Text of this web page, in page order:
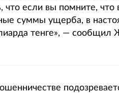
что если вы помните, что
суммы ущерба, в
тенге», — сообщил